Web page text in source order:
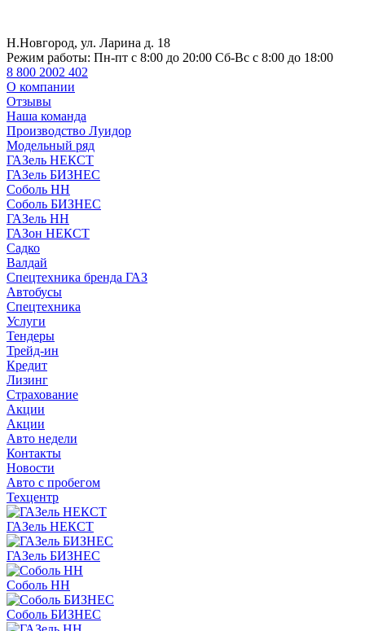
Н.Новгород, ул. Ларина д. 18
Режим работы: Пн-пт с 8:00 до 20:00 Сб-Вс с 8:00 до 18:00
8 800 2002 402
О компании
Отзывы
Наша команда
Производство Луидор
Модельный ряд
ГАЗель НЕКСТ
ГАЗель БИЗНЕС
Соболь НН
Соболь БИЗНЕС
ГАЗель НН
ГАЗон НЕКСТ
Садко
Валдай
Спецтехника бренда ГАЗ
Автобусы
Спецтехника
Услуги
Тендеры
Трейд-ин
Кредит
Лизинг
Страхование
Акции
Акции
Авто недели
Контакты
Новости
Авто с пробегом
Техцентр
ГАЗель НЕКСТ
ГАЗель БИЗНЕС
Соболь НН
Соболь БИЗНЕС